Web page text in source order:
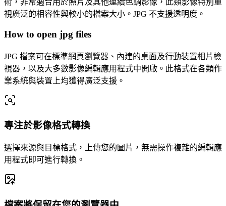
術，非常適合用於照片及其他連續色調影像，此類影像特別重
視廣泛的相容性與較小的檔案大小。JPG 不支援透明度。
How to open jpg files
JPG 檔案可在標準網頁瀏覽器、內建的桌面及行動裝置相片檢
視器，以及大多數影像編輯應用程式中開啟。此格式在各類作
業系統與裝置上均獲得廣泛支援。
專注於影像格式轉換
選擇來源與目標格式，上傳您的圖片，無需操作複雜的編輯應
用程式即可進行轉換。